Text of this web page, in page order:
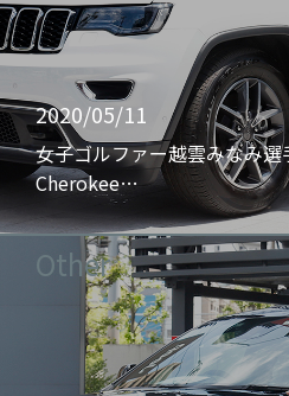
2020/05/11
女子ゴルファー越雲みなみ
Cherokee…
Other